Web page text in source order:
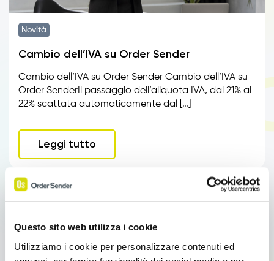
Questo sito web utilizza i cookie
Utilizziamo i cookie per personalizzare contenuti ed
Novità
Cambio dell’IVA su Order Sender
Cambio dell’IVA su Order Sender Cambio dell’IVA su
Order SenderIl passaggio dell’aliquota IVA, dal 21% al
22% scattata automaticamente dal […]
Leggi tutto